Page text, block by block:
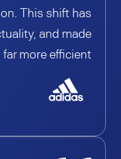
This shift has
and made
more efficient.